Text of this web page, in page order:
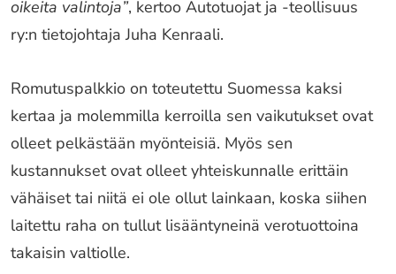
oikeita valintoja”, kertoo Autotuojat ja -teollisuus
ry:n tietojohtaja Juha Kenraali.
Romutuspalkkio on toteutettu Suomessa kaksi
kertaa ja molemmilla kerroilla sen vaikutukset ovat
olleet pelkästään myönteisiä. Myös sen
kustannukset ovat olleet yhteiskunnalle erittäin
vähäiset tai niitä ei ole ollut lainkaan, koska siihen
laitettu raha on tullut lisääntyneinä verotuottoina
takaisin valtiolle.